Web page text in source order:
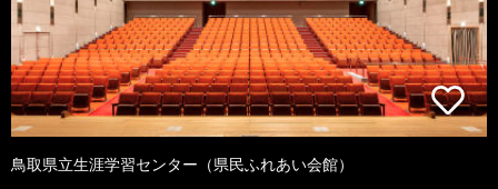
鳥取県立生涯学習センター（県民ふれあい会館）